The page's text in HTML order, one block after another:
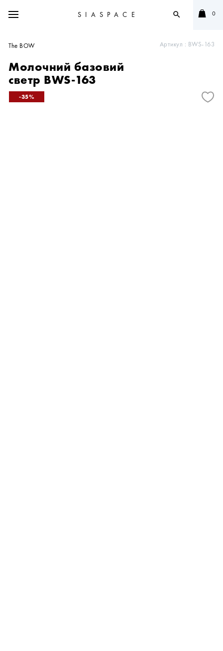
SIASPACE search 0
Артикул : BWS-163
The BOW
Молочний базовий
светр BWS-163
35